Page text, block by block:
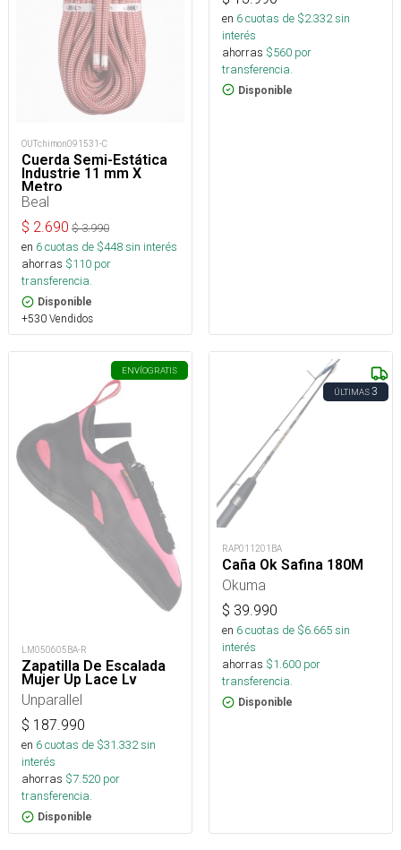
OUTchimon091531-C
Cuerda Semi-Estática
Industrie 11 mm X
Metro
Beal
$ 2.690 $3.990
en 6cuotas de $448sin interés
ahorras $110 por
transferencia.
Disponible
+530 Vendidos
en 6cuotas de $2.332sin
interés
ahorras $560 por
transferencia.
Disponible
ENVÍOGRATIS
LM050605BA-R
Zapatilla De Escalada
Mujer Up Lace Lv
Unparallel
$ 187.990
en 6cuotas de $31.332sin
interés
ahorras $7.520 por
transferencia.
Disponible
ÚLTIMAS3
RAP011201BA
Caña Ok Safina 180M
Okuma
$ 39.990
en 6cuotas de $6.665sin
interés
ahorras $1.600 por
transferencia.
Disponible